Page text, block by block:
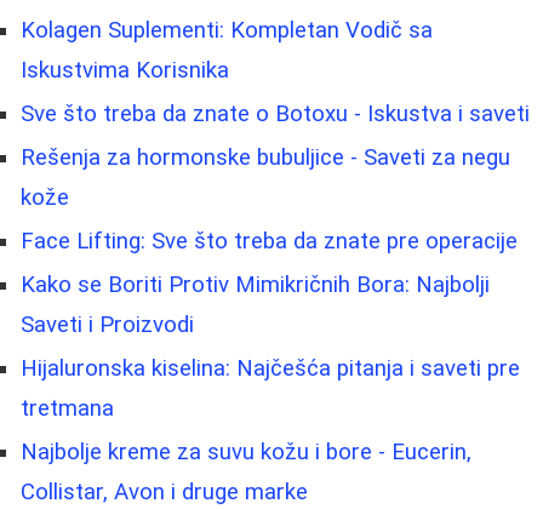
Kolagen Suplementi: Kompletan Vodič sa
Iskustvima Korisnika
Sve što treba da znate o Botoxu - Iskustva i saveti
Rešenja za hormonske bubuljice - Saveti za negu
kože
Face Lifting: Sve što treba da znate pre operacije
Kako se Boriti Protiv Mimikričnih Bora: Najbolji
Saveti i Proizvodi
Hijaluronska kiselina: Najčešća pitanja i saveti pre
tretmana
Najbolje kreme za suvu kožu i bore - Eucerin,
Collistar, Avon i druge marke